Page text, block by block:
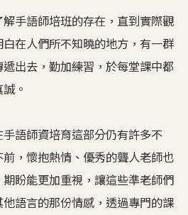
手語師培班的存在，直到實際觀
在人們所不知曉的地方，有一群
出去，勤加練習，於每堂課中都
。
語師資培育這部分仍有許多不
，懷抱熱情、優秀的聾人老師也
盼能更加重視，讓這些準老師們
語言的那份情感，透過專門的課